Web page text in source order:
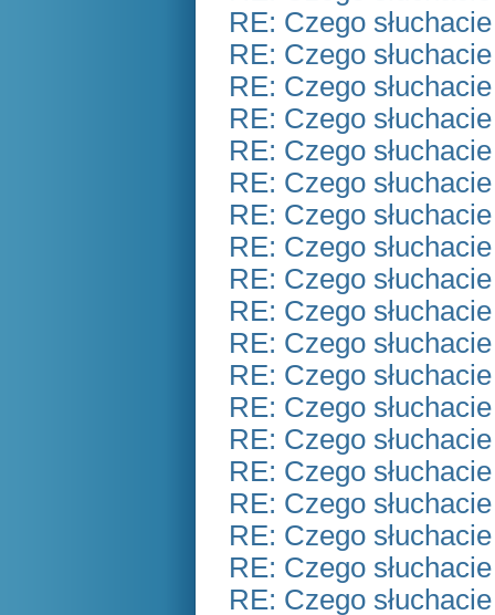
RE: Czego
RE: Czego
RE: Czego
RE: Czego
RE: Czego
RE: Czego
RE: Czego
RE: Czego
RE: Czego
RE: Czego
RE: Czego
RE: Czego
RE: Czego
RE: Czego
RE: Czego
RE: Czego
RE: Czego
RE: Czego
RE: Czego